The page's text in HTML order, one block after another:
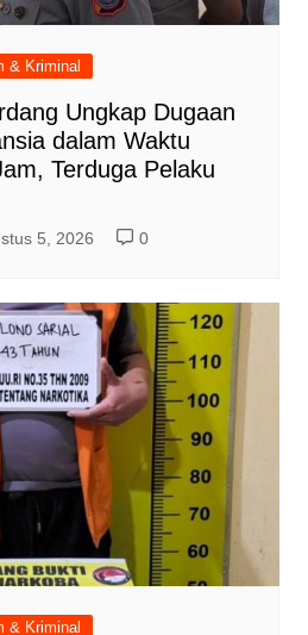
& Kriminal
Ungkap Dugaan
dalam Waktu
Terduga Pelaku
5, 2026 0
& Kriminal